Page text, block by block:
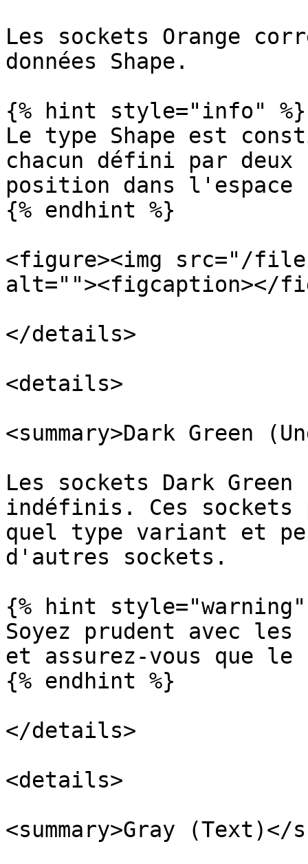
Les sockets Orange
données Shape.
{% hint style="info" %}
Le type Shape est
chacun défini par deux
position dans l'espace
{% endhint %}
<figure><img src="/files/
alt=""><figcaption></
</details>
<details>
<summary>Dark Green
Les sockets Dark
indéfinis. Ces sockets
quel type variant et
d'autres sockets.
{% hint style="warning"
Soyez prudent avec les
et assurez-vous que
{% endhint %}
</details>
<details>
<summary>Gray (Text)</